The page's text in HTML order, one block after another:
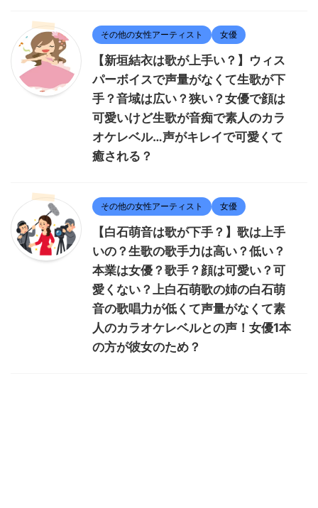
その他の女性アーティスト 女優
【新垣結衣は歌が上手い？】ウィス
パーボイスで声量がなくて生歌が下
手？音域は広い？狭い？女優で顔は
可愛いけど生歌が音痴で素人のカラ
オケレベル…声がキレイで可愛くて
癒される？
その他の女性アーティスト 女優
【白石萌音は歌が下手？】歌は上手
いの？生歌の歌手力は高い？低い？
本業は女優？歌手？顔は可愛い？可
愛くない？上白石萌歌の姉の白石萌
音の歌唱力が低くて声量がなくて素
人のカラオケレベルとの声！女優1本
の方が彼女のため？